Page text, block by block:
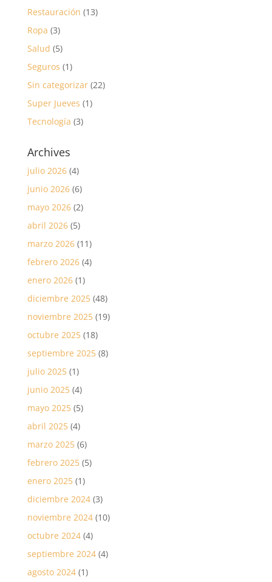
Restauración (13)
Ropa (3)
Salud (5)
Seguros (1)
Sin categorizar(22)
Super Jueves (1)
Tecnología (3)
Archives
julio 2026(4)
junio 2026(6)
mayo 2026(2)
abril 2026(5)
marzo 2026(11)
febrero 2026(4)
enero 2026(1)
diciembre 2025(48)
noviembre 2025(19)
octubre 2025(18)
septiembre 2025(8)
julio 2025(1)
junio 2025(4)
mayo 2025(5)
abril 2025(4)
marzo 2025(6)
febrero 2025(5)
enero 2025(1)
diciembre 2024(3)
noviembre 2024(10)
octubre 2024(4)
septiembre 2024(4)
agosto 2024(1)